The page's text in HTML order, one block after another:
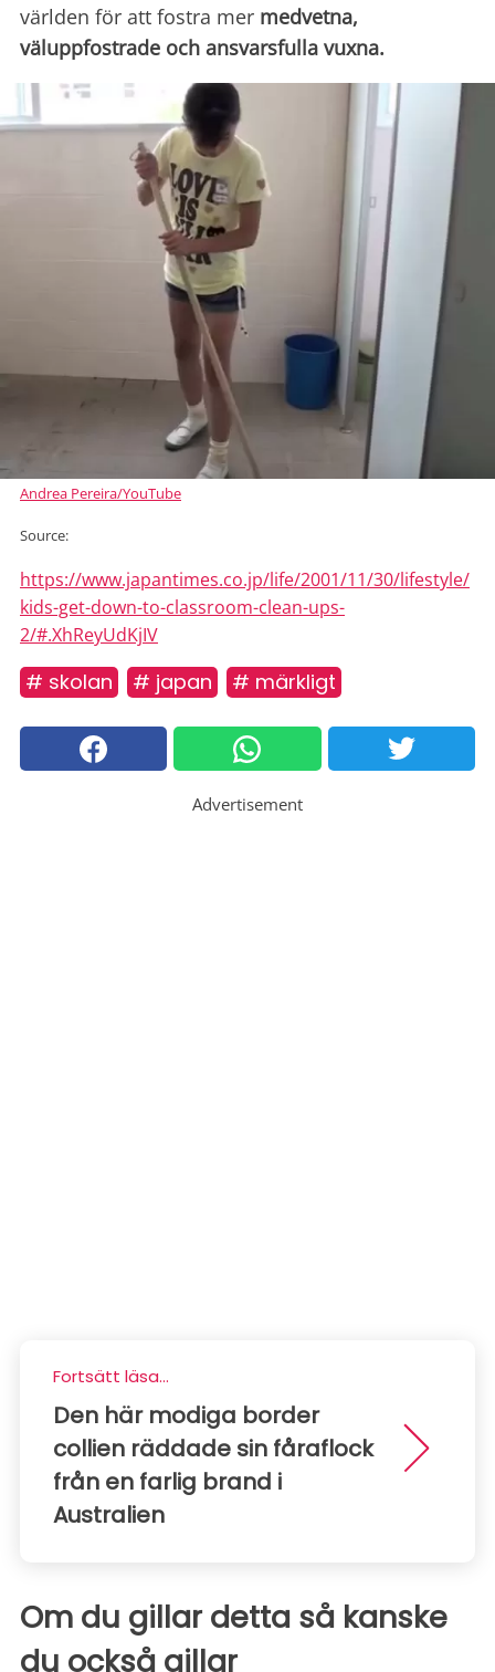
världen för att fostra mer medvetna,
väluppfostrade och ansvarsfulla vuxna.
Andrea Pereira/YouTube
Source:
https://www.japantimes.co.jp/life/2001/11/30/lifestyle/
kids-get-down-to-classroom-clean-ups-
2/#.XhReyUdKjIV
# skolan # japan # märkligt
Advertisement
Fortsätt läsa...
Den här modiga border
collien räddade sin fåraflock
från en farlig brand i
Australien
Om du gillar detta så kanske
du också gillar